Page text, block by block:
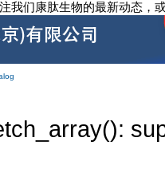
我们康肽生物的最新动态，